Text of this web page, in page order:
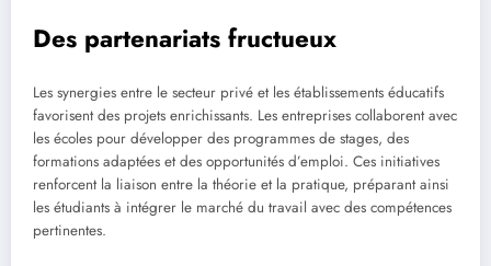
Des partenariats fructueux
Les synergies entre le secteur privé et les établissements éducatifs
favorisent des projets enrichissants. Les entreprises collaborent avec
les écoles pour développer des programmes de stages, des
formations adaptées et des opportunités d’emploi. Ces initiatives
renforcent la liaison entre la théorie et la pratique, préparant ainsi
les étudiants à intégrer le marché du travail avec des compétences
pertinentes.